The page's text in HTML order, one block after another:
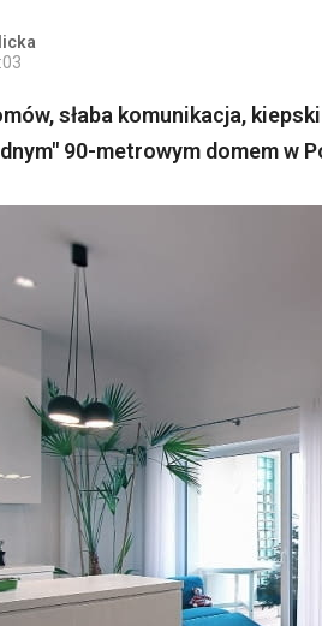
słaba komunikacja,
90-metrowym domem w